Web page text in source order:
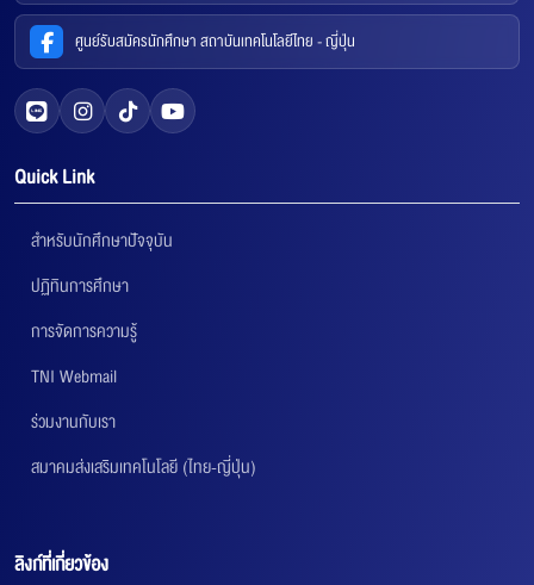
ศูนย์รับสมัครนักศึกษา สถาบันเทคโนโลยีไทย - ญี่ปุ่น
Quick Link
สำหรับนักศึกษาปัจจุบัน
ปฏิทินการศึกษา
การจัดการความรู้
TNI Webmail
ร่วมงานกับเรา
สมาคมส่งเสริมเทคโนโลยี (ไทย-ญี่ปุ่น)
ลิงก์ที่เกี่ยวข้อง